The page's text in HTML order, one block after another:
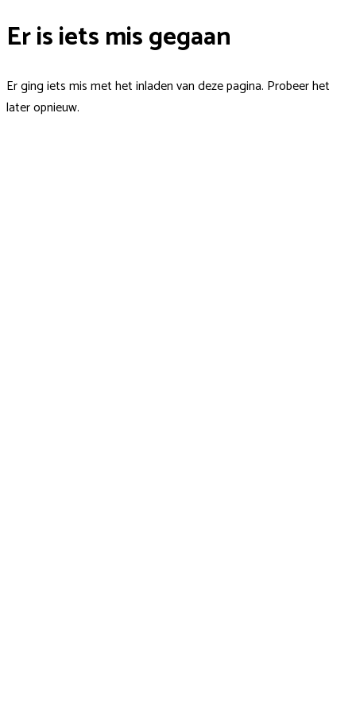
Er is iets mis gegaan
Er ging iets mis met het inladen van deze pagina. Probeer het
later opnieuw.